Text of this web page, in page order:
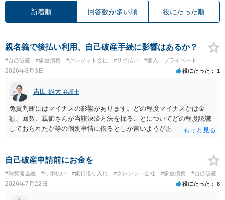
新着順 回答数が多い順 役にたった順
親名義で後払い利用、自己破産手続に影響はあるか？
#自己破産 #多重債務 #クレジット会社 #リボ払い #個人・プライベート
2026年8月3日 役にたった 1
吉田 雄大 弁護士
免責判断にはマイナスの影響があります。どの程度マイナスかは金
額、回数、親御さんが当該決済方法を採ることについてどの程度認識
しておられたか等の個別事情に依るとしか言いようがありません。 と
なって相談し、善後策を考えることをお勧めします。
自己破産申請前にお金を
#消費者金融 #リボ払い #銀行借り入れ #クレジット会社 #多重債務 #自己破産
2026年7月22日 役にたった 8